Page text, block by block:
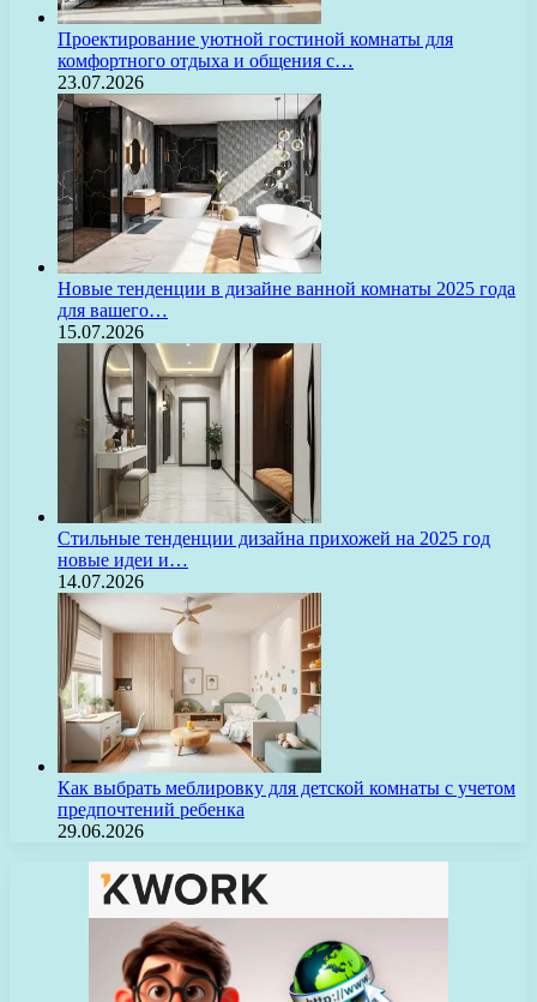
Проектирование уютной гостиной комнаты для
комфортного отдыха и общения с…
23.07.2026
Новые тенденции в дизайне ванной комнаты 2025 года
для вашего…
15.07.2026
Стильные тенденции дизайна прихожей на 2025 год
новые идеи и…
14.07.2026
Как выбрать меблировку для детской комнаты с учетом
предпочтений ребенка
29.06.2026